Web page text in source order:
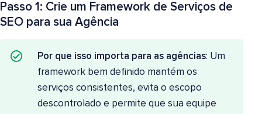
Passo 1: Crie um Framework de Serviços de
SEO para sua Agência
Por que isso importa para as agências: Um
framework bem definido mantém os
serviços consistentes, evita o escopo
descontrolado e permite que sua equipe